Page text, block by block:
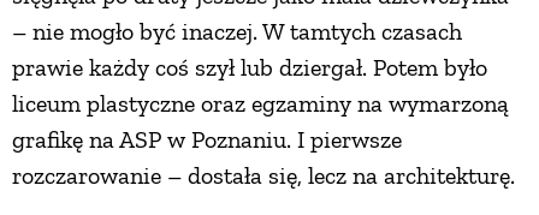
– nie mogło być inaczej. W tamtych czasach
prawie każdy coś szył lub dziergał. Potem było
liceum plastyczne oraz egzaminy na wymarzoną
grafikę na ASP w Poznaniu. I pierwsze
rozczarowanie – dostała się, lecz na architekturę.